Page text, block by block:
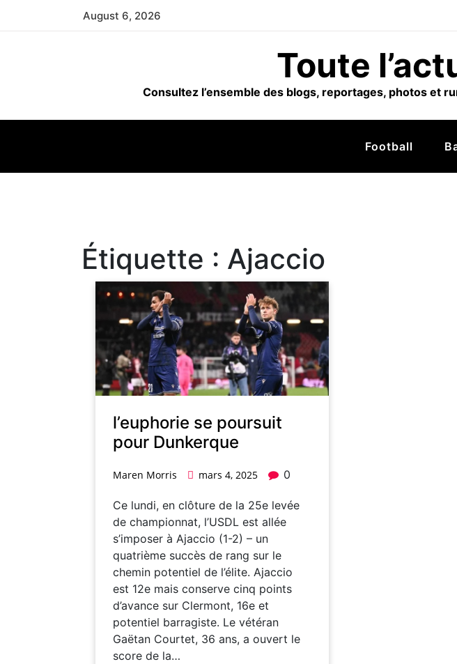
August 6, 2026
Toute
Consultez l’ensemble des blogs, reportages, photos et
Football
Étiquette : Ajaccio
l’euphorie se poursuit
pour Dunkerque
Maren Morris mars 4, 2025 0
Ce lundi, en clôture de la 25e levée
de championnat, l’USDL est allée
s’imposer à Ajaccio (1-2) – un
quatrième succès de rang sur le
chemin potentiel de l’élite. Ajaccio
est 12e mais conserve cinq points
d’avance sur Clermont, 16e et
potentiel barragiste. Le vétéran
Gaëtan Courtet, 36 ans, a ouvert le
score de la…